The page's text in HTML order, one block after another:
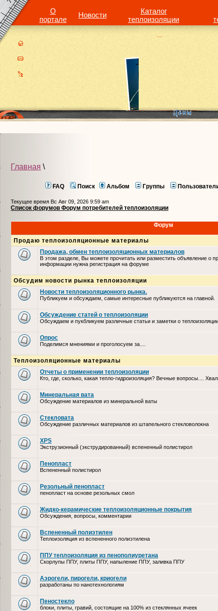
О
портале
Новости
Каталог
теплоизоляции
Главная \
FAQ Поиск Альбом Группы
Текущее время Вс Авг 09, 2026 9:59 am
Список форумов Форум потребителей теплоизоляции
Форум
Продаю теплоизоляционные материалы
Продажа, обмен теплоизоляционных материалов
В этом разделе, Вы можете прочитать или разместить объявление о
информации нужна регистрация на форуме
Обсудим новости рынка теплоизоляции
Новости теплоизоляционного рынка.
Публикуем и обсуждаем, самые интересные публикуются на главной.
Обсуждение статей о теплоизоляции
Обсуждаем и пукбликуем различные статьи и заметки о
Опрос
Поделимся мнениями и проголосуем за....
Теплоизоляционные материалы
Отчеты о применении теплоизоляции
Кто, где, сколько, какая тепло-гидроизоляция? Вечные вопросы....
Минеральная вата
Обсуждение материалов из минеральной ваты
Стекловата
Обсуждение различных материалов из штапельного стекловолокна
XPS
Экструзионный (экструдированный) вспененный полистирол
Пенопласт
Вспененный полистирол
Резольный пенопласт
пенопласт на основе резольных смол
Жидко-керамические теплоизоляционные покрытия
Обсуждения, вопросы, комментарии
Вспененный полиэтилен
Теплоизоляция из вспененного полиэтилена
ППУ теплоизоляция из пенополиуретана
Скорлупы ППУ, плиты ППУ, напыление ППУ, заливка ППУ
Аэрогели, пирогели, криогели
разработаны по нанотехнологиям
Пеностекло
блоки, плиты, гравий, состоящие на 100% из стеклянных ячеек